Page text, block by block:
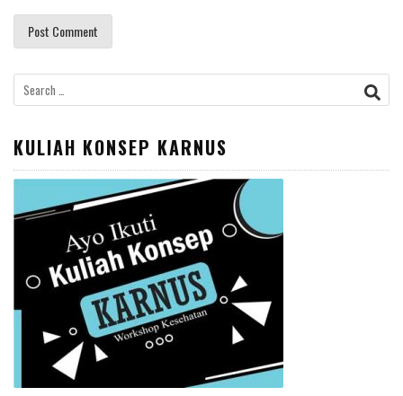
Search
for:
KULIAH KONSEP KARNUS